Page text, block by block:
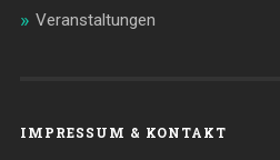
Veranstaltungen
IMPRESSUM & KONTAKT